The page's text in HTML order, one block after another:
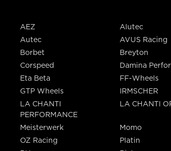
AEZ Alutec
Autec AVUS Racing
Borbet Breyton
Corspeed Damina
Eta Beta FF-Wheels
GTP Wheels IRMSCHER
LA CHANTI
PERFORMANCE
LA CHANTI
Meisterwerk Momo
OZ Racing Platin